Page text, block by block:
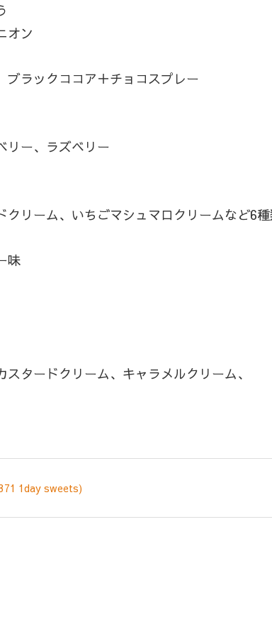
オン
ブラックココア＋チョコスプレー
リー、ラズベリー
リーム、いちごマシュマロクリームなど6
味
タードクリーム、キャラメルクリーム、
1day sweets)